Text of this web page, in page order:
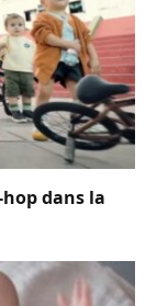
hop dans la